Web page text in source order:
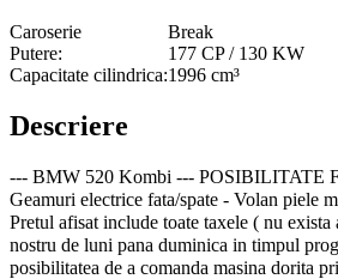
Caroserie
Break
Putere:
177 CP / 130 KW
Capacitate cilindrica:1996 cm³
Descriere
--- BMW 520 Kombi --- POSIBILITATE
Geamuri electrice fata/spate - Volan
Pretul afisat include toate taxele ( nu
nostru de luni pana duminica in timpul
posibilitatea de a comanda masina